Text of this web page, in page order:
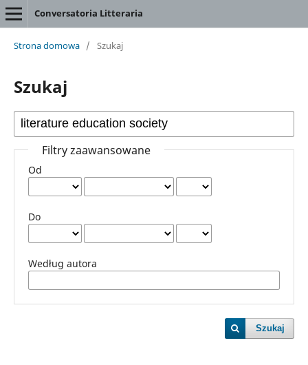
Conversatoria Litteraria
Strona domowa / Szukaj
Szukaj
Filtry zaawansowane
Od
Do
Według autora
Szukaj